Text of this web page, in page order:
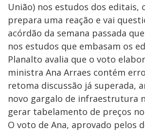
União) nos estudos dos editais,
prepara uma reação e vai
acórdão da semana passada
nos estudos que embasam os
Planalto avalia que o voto
ministra Ana Arraes contém
retoma discussão já superada,
novo gargalo de infraestrutura
gerar tabelamento de preços
O voto de Ana, aprovado pelos